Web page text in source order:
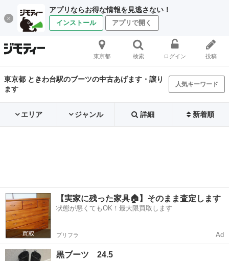
アプリならお得な情報を見逃さない！
インストール アプリで開く
東京都 検索 ログイン 投稿
東京都 ときわ台駅のブーツの中古あげます・譲り
ます
人気キーワード
エリア ジャンル 詳細 新着順
【実家に残った家具🏠】そのまま査定します
状態が悪くてもOK！最大限買取します
プリフラ Ad
黒ブーツ 24.5